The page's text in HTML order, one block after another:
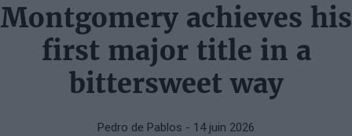
Montgomery achieves his
first major title in a
bittersweet way
Pedro de Pablos - 14 juin 2026